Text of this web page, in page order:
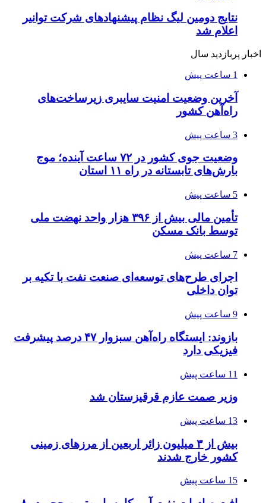
نتایج دومین لیگ نظام پیشنهادهای شرکت توانیر
اعلام شد
اخبار پربازدید سال
1 ساعت پیش
آخرین وضعیت امنیت سایبری زیرساخت‌های
راه‌آهن کشور
3 ساعت پیش
وضعیت جوی کشور در ۷۲ ساعت آینده؛ موج
بارش‌های تابستانه در راه ۱۱ استان
5 ساعت پیش
تأمین مالی بیش از ۳۹۶ هزار واحد نهضت ملی
توسط بانک مسکن
7 ساعت پیش
اجرای طرح‌های توسعه‌ای صنعت نفت با تکیه بر
توان داخلی
9 ساعت پیش
بازوند: ایستگاه راه‌آهن سبزوار ۴۷ درصد پیشرفت
فیزیکی دارد
11 ساعت پیش
وزیر صمت عازم قرقیزستان شد
13 ساعت پیش
بیش از ۳ میلیون زائر اربعین از مرزهای زمینی
کشور خارج شدند
15 ساعت پیش